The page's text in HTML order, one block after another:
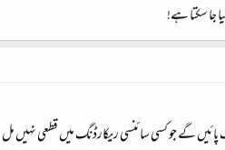
جا سکتا ہے!
گے جو کسی سائنسی ریکارڈنگ میں قطعی نہیں